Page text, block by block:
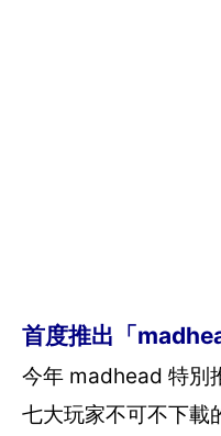
首度推出「
今年 madhead 特別
七大玩家不可不下載